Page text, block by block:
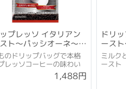
プレッソ イタリアン
ト～パッシオーネ～
のドリップバッグで本格
レッソコーヒーの味わい
1,488円
ドリ
ース
袋
ミルク
ースト